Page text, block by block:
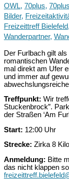
OWL, 70plus,
Bilder,
Freizeittreff Bielefeld,
Wanderpartner,
Der Furlbach gilt
romantischen
mal direkt am Ufer
und immer auf
Treffpunkt: Wir
Stuckenbrock”.
der Straßen ‘Am
Start: 12:00 Uhr
Strecke: Zirka 8
Anmeldung: Bitte
das nicht klappen